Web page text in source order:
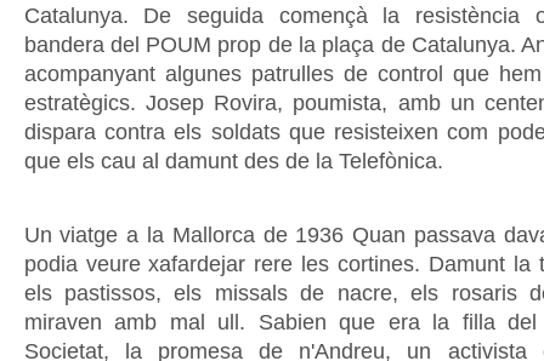
Catalunya. De seguida començà la resistència
bandera del POUM prop de la plaça de Catalunya.
acompanyant algunes patrulles de control que
estratègics. Josep Rovira, poumista, amb un
dispara contra els soldats que resisteixen com
que els cau al damunt des de la Telefònica.
Un viatge a la Mallorca de 1936 Quan passava
podia veure xafardejar rere les cortines. Damunt la
els pastissos, els missals de nacre, els rosaris
miraven amb mal ull. Sabien que era la filla
Societat, la promesa de n'Andreu, un activista